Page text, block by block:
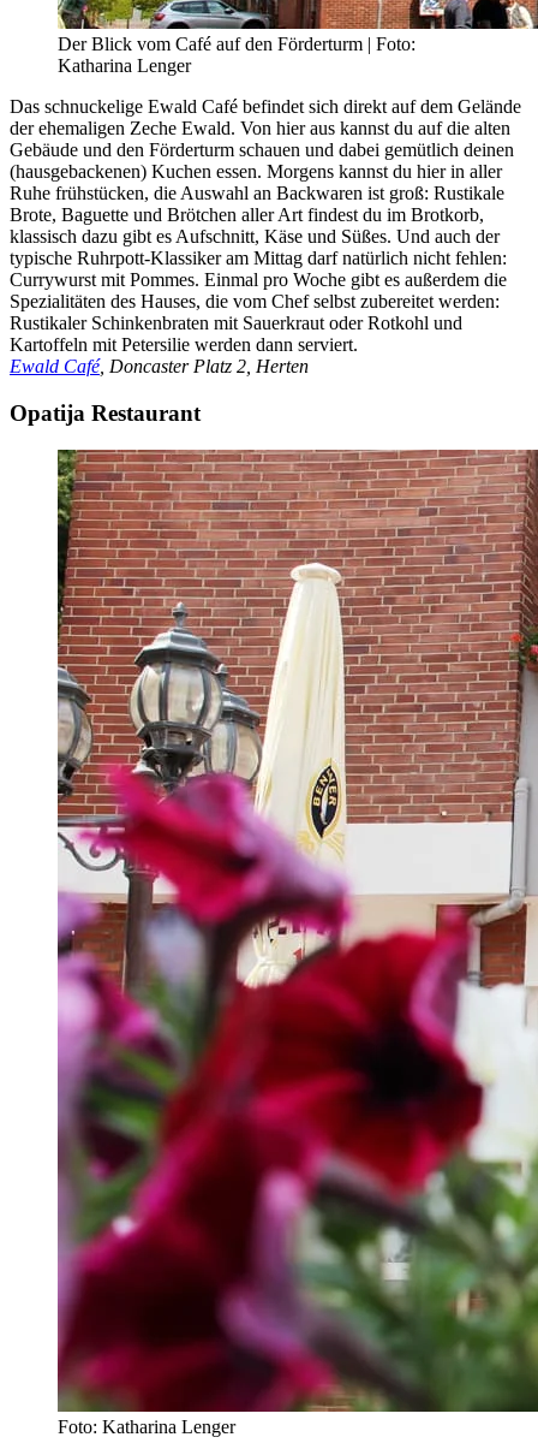
Der Blick vom Café auf den Förderturm | Foto:
Katharina Lenger
Das schnuckelige Ewald Café befindet sich direkt auf dem Gelände
der ehemaligen Zeche Ewald. Von hier aus kannst du auf die alten
Gebäude und den Förderturm schauen und dabei gemütlich deinen
(hausgebackenen) Kuchen essen. Morgens kannst du hier in aller
Ruhe frühstücken, die Auswahl an Backwaren ist groß: Rustikale
Brote, Baguette und Brötchen aller Art findest du im Brotkorb,
klassisch dazu gibt es Aufschnitt, Käse und Süßes. Und auch der
typische Ruhrpott-Klassiker am Mittag darf natürlich nicht fehlen:
Currywurst mit Pommes. Einmal pro Woche gibt es außerdem die
Spezialitäten des Hauses, die vom Chef selbst zubereitet werden:
Rustikaler Schinkenbraten mit Sauerkraut oder Rotkohl und
Kartoffeln mit Petersilie werden dann serviert.
Ewald Café, Doncaster Platz 2, Herten
Opatija Restaurant
Foto: Katharina Lenger